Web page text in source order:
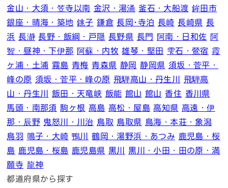
金山・大須・笠寺以南 金沢・湯涌 釜石・大船渡 鉾田市
銀座・晴海・築地 銚子 鎌倉 長岡･寺泊 長崎 長崎県 長
浜 長瀞 長野・飯綱・戸隠 長野県 長門 阿南・日和佐 阿
智・昼神・下伊那 阿蘇・内牧 雄琴・堅田 雫石・鶯宿 霞
ヶ浦・土浦 霧島 青梅 青森県 静岡 静岡県 須坂・菅平・
峰の原 須坂・菅平・峰の原 飛騨高山・丹生川
飛騨高
山・丹生川
飯田・天竜峡 飯能 館山 館山 香住 香川県
馬頭・南那須 駒ヶ根 高島 高松・屋島 高知県 高遠・伊
那・辰野 鬼怒川・川治 鳥取 鳥取県 鳥海・本荘・象潟
鳥羽 鳴子・大崎 鴨川 鶴岡・湯野浜・あつみ 鹿児島・桜
島 鹿児島・桜島 鹿児島県 黒川
黒川・小田・田の原・満
願寺 龍神
都道府県から探す